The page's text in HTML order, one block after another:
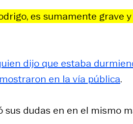
es sumamente grave
dijo que estaba
en la vía pública.
sus dudas en en el mismo